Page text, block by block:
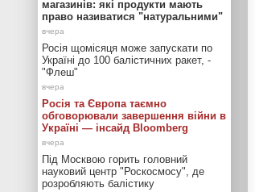
магазинів: які продукти мають
право називатися "натуральними"
Росія щомісяця може запускати по
Україні до 100 балістичних ракет, -
"Флеш"
Росія та Європа таємно
обговорювали завершення війни в
Україні — інсайд Bloomberg
Під Москвою горить головний
науковий центр "Роскосмосу", де
розробляють балістику